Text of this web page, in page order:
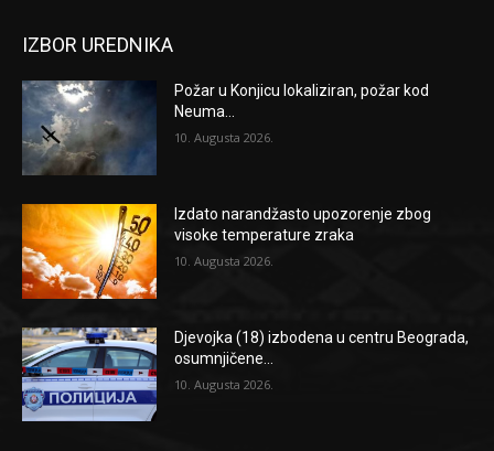
IZBOR UREDNIKA
Požar u Konjicu lokaliziran, požar kod
Neuma...
10. Augusta 2026.
Izdato narandžasto upozorenje zbog
visoke temperature zraka
10. Augusta 2026.
Djevojka (18) izbodena u centru Beograda,
osumnjičene...
10. Augusta 2026.